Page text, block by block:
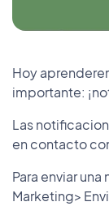
Hoy
importante:
Las
en contacto
Para enviar
Marketing>